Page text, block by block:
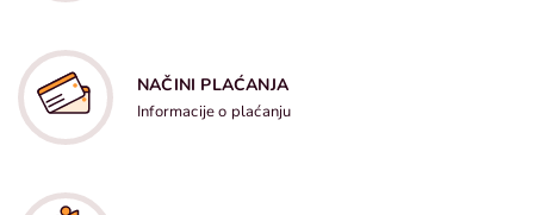
NAČINI PLAĆANJA
Informacije o plaćanju